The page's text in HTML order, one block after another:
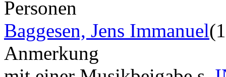
Personen
Baggesen, Jens Immanuel
Anmerkung